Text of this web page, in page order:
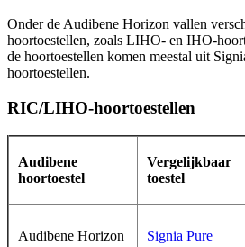
Onder de Audibene Horizon vallen
hoortoestellen, zoals LIHO- en IHO-
de hoortoestellen komen meestal uit
hoortoestellen.
RIC/LIHO-hoortoestellen
Audibene
hoortoestel
Vergelijkbaar
toestel
Audibene Horizon
Signia Pure